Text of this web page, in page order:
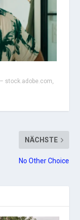
stock.adobe.com,
NÄCHSTE
No Other Choice